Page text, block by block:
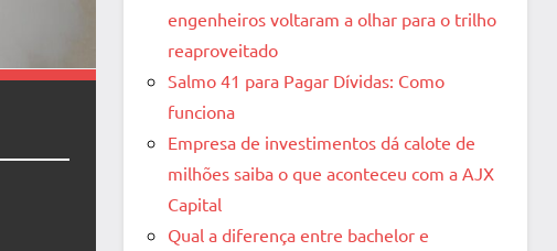
engenheiros voltaram a olhar para o trilho
reaproveitado
Salmo 41 para Pagar Dívidas: Como
funciona
Empresa de investimentos dá calote de
milhões saiba o que aconteceu com a AJX
Capital
Qual a diferença entre bachelor e